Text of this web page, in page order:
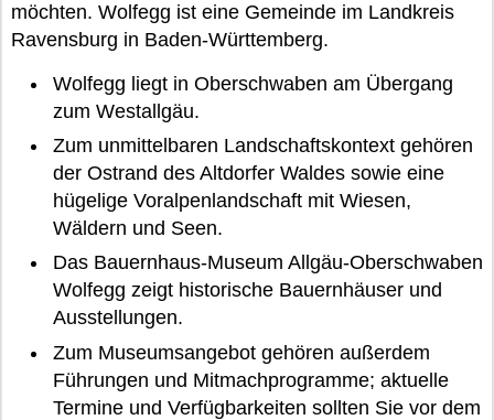
möchten. Wolfegg ist eine Gemeinde im Landkreis
Ravensburg in Baden-Württemberg.
Wolfegg liegt in Oberschwaben am Übergang
zum Westallgäu.
Zum unmittelbaren Landschaftskontext gehören
der Ostrand des Altdorfer Waldes sowie eine
hügelige Voralpenlandschaft mit Wiesen,
Wäldern und Seen.
Das Bauernhaus-Museum Allgäu-Oberschwaben
Wolfegg zeigt historische Bauernhäuser und
Ausstellungen.
Zum Museumsangebot gehören außerdem
Führungen und Mitmachprogramme; aktuelle
Termine und Verfügbarkeiten sollten Sie vor dem